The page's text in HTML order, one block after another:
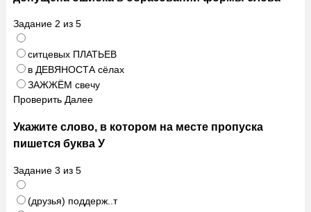
Задание 2 из 5
ситцевых ПЛАТЬЕВ
в ДЕВЯНОСТА сёлах
ЗАЖЖЁМ свечу
Проверить Далее
Укажите слово, в котором на месте пропуска
пишется буква У
Задание 3 из 5
(друзья) поддерж..т